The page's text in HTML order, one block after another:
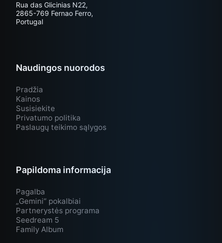
Rua das Glicinias N22,
2865-769 Fernao Ferro,
Portugal
Naudingos nuorodos
Pradžia
Kainos
Susisiekite
Privatumo politika
Paslaugų teikimo sąlygos
Papildoma informacija
Pagalba
„Gemini“ pokalbiai
Partnerystės programa
Seedream 5
Family Album